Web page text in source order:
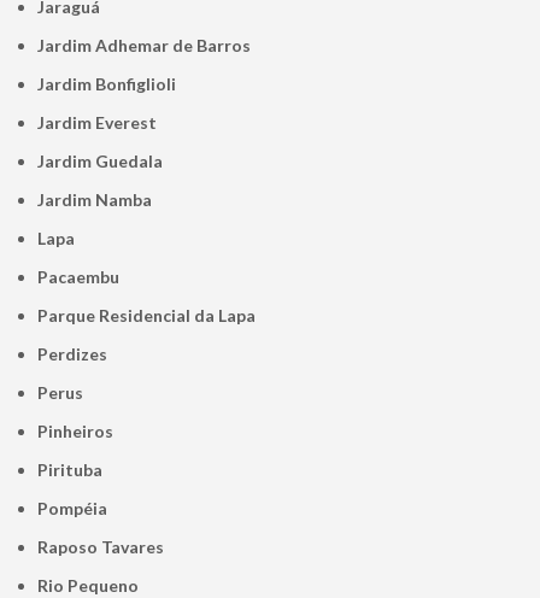
Jaraguá
Jardim Adhemar de Barros
Jardim Bonfiglioli
Jardim Everest
Jardim Guedala
Jardim Namba
Lapa
Pacaembu
Parque Residencial da Lapa
Perdizes
Perus
Pinheiros
Pirituba
Pompéia
Raposo Tavares
Rio Pequeno